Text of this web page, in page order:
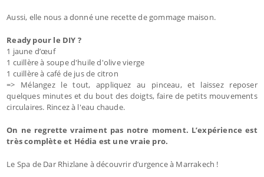
Aussi, elle nous a donné une recette de gommage maison.
Ready pour le DIY ?
1 jaune d’œuf
1 cuillère à soupe d'huile d'olive vierge
1 cuillère à café de jus de citron
=> Mélangez le tout, appliquez au pinceau, et laissez reposer
quelques minutes et du bout des doigts, faire de petits mouvements
circulaires. Rincez à l'eau chaude.
On ne regrette vraiment pas notre moment. L’expérience est
très complète et Hédia est une vraie pro.
Le Spa de Dar Rhizlane à découvrir d’urgence à Marrakech !